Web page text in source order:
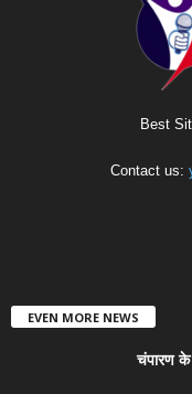
Best
Contact us:
EVEN MORE NEWS
चंपारण के